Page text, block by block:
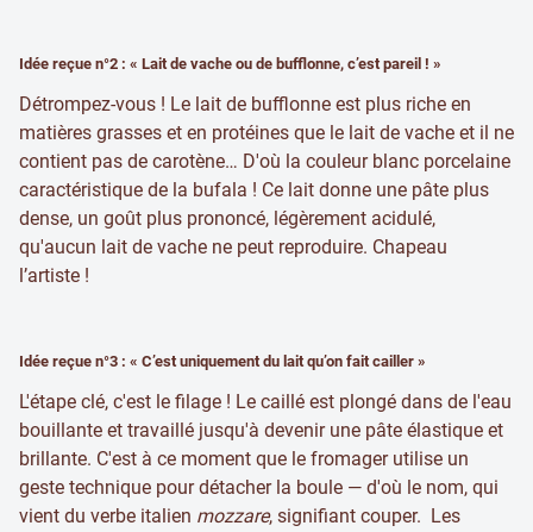
Idée reçue n°2 : « Lait de vache ou de bufflonne, c’est pareil ! »
Détrompez-vous ! Le lait de bufflonne est plus riche en
matières grasses et en protéines que le lait de vache et il ne
contient pas de carotène… D'où la couleur blanc porcelaine
caractéristique de la bufala ! Ce lait donne une pâte plus
dense, un goût plus prononcé, légèrement acidulé,
qu'aucun lait de vache ne peut reproduire. Chapeau
l’artiste !
Idée reçue n°3 : « C’est uniquement du lait qu’on fait cailler »
L'étape clé, c'est le filage ! Le caillé est plongé dans de l'eau
bouillante et travaillé jusqu'à devenir une pâte élastique et
brillante. C'est à ce moment que le fromager utilise un
geste technique pour détacher la boule — d'où le nom, qui
vient du verbe italien mozzare, signifiant couper. Les